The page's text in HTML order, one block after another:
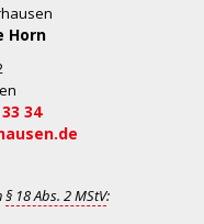
Horn
34
§ 18 Abs. 2 MStV: